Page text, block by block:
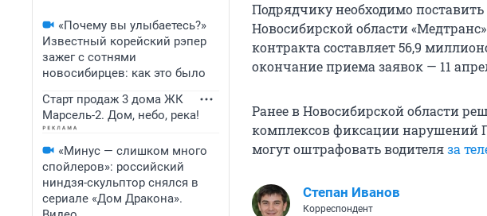
«Почему вы улыбаетесь?»
Известный корейский рэпер
зажег с сотнями
новосибирцев: как это было
Старт продаж 3 дома ЖК
Марсель-2. Дом, небо, река!
«Минус — слишком много
спойлеров»: российский
ниндзя-скульптор снялся в
сериале «Дом Дракона».
Подрядчику необходимо
Новосибирской области
контракта составляет 56,9
окончание приема заявок — 11
Ранее в Новосибирской области
комплексов фиксации нарушений
могут оштрафовать водителяза
Степан Иванов
Корреспондент